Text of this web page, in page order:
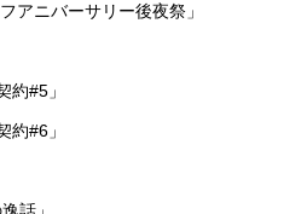
アニバーサリー後夜祭」
約#5」
約#6」